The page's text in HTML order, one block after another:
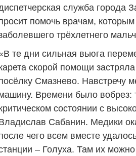
служба города
помочь врачам,
трёхлетнего
те дни сильная вьюга
скорой помощи
Смазнево. Навстречу
Времени было вобрез:
состоянии с
Сабанин. Медики
чего всем вместе
– Голуха. Там их